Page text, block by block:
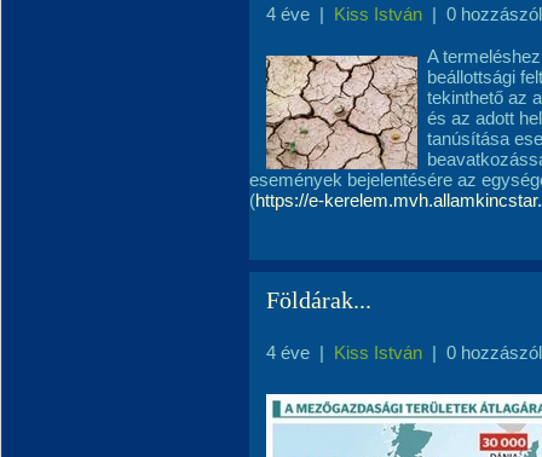
4 éve | Kiss István | 0
A
beállottsági
tekinthető az
és az adott
tanúsítása
események bejelentésére az
(https://e-
Földárak...
4 éve | Kiss István | 0